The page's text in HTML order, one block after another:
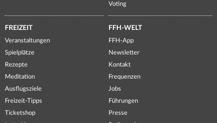
Voting
FREIZEIT
Veranstaltungen
Spielplätze
Rezepte
Meditation
Ausflugsziele
Freizeit-Tipps
Ticketshop
FFH-WELT
FFH-App
Newsletter
Kontakt
Frequenzen
Jobs
Führungen
Presse